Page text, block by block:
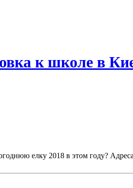
к школе в
елку 2018 в этом году?